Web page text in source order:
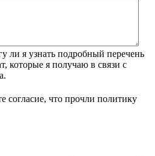
ли я узнать подробный перечень
которые я получаю в связи с
согласие, что прочли политику